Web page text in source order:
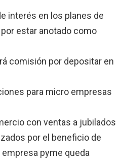
interés en los planes de
estar anotado como
comisión por depositar en
para micro empresas
con ventas a jubilados
por el beneficio de
empresa pyme queda